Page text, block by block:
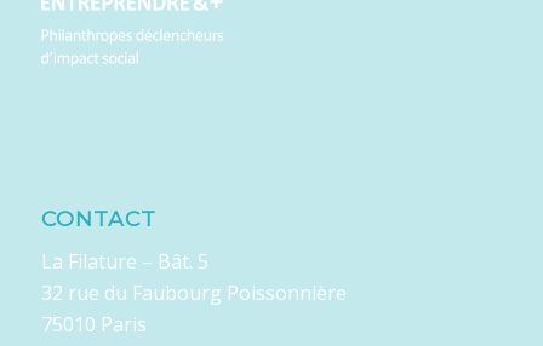
CONTACT
La Filature – Bât. 5
32 rue du Faubourg Poissonnière
75010 Paris